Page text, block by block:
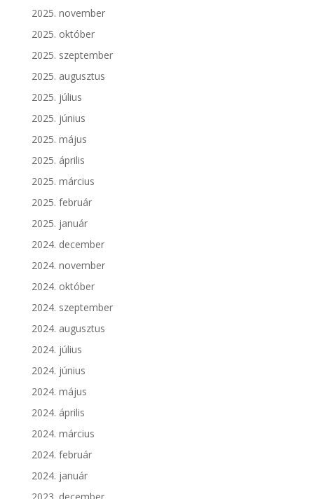
2025. november
2025. október
2025. szeptember
2025. augusztus
2025. július
2025. június
2025. május
2025. április
2025. március
2025. február
2025. január
2024. december
2024. november
2024. október
2024. szeptember
2024. augusztus
2024. július
2024. június
2024. május
2024. április
2024. március
2024. február
2024. január